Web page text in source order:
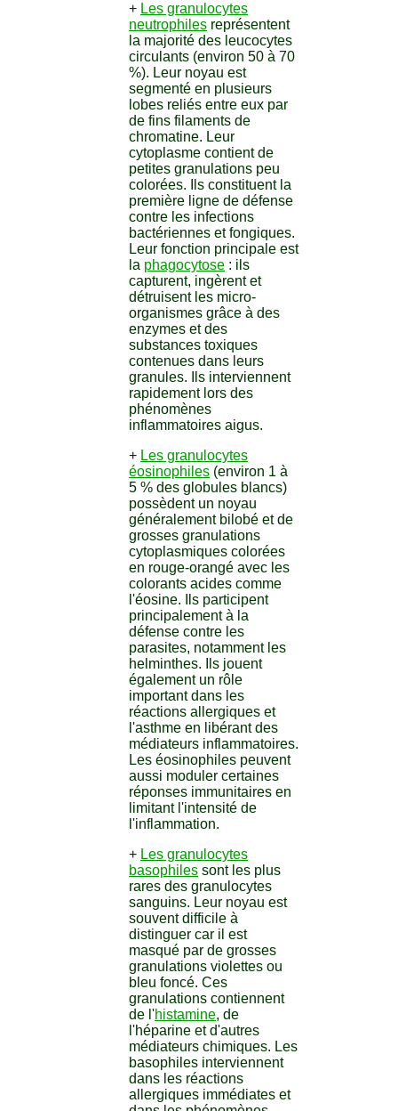
+ Les granulocytes
neutrophiles représentent
la majorité des leucocytes
circulants (environ 50 à 70
%). Leur noyau est
segmenté en plusieurs
lobes reliés entre eux par
de fins filaments de
chromatine. Leur
cytoplasme contient de
petites granulations peu
colorées. Ils constituent la
première ligne de défense
contre les infections
bactériennes et fongiques.
Leur fonction principale est
la phagocytose : ils
capturent, ingèrent et
détruisent les micro-
organismes grâce à des
enzymes et des
substances toxiques
contenues dans leurs
granules. Ils interviennent
rapidement lors des
phénomènes
inflammatoires aigus.
+ Les granulocytes
éosinophiles (environ 1 à
5 % des globules blancs)
possèdent un noyau
généralement bilobé et de
grosses granulations
cytoplasmiques colorées
en rouge-orangé avec les
colorants acides comme
l'éosine. Ils participent
principalement à la
défense contre les
parasites, notamment les
helminthes. Ils jouent
également un rôle
important dans les
réactions allergiques et
l'asthme en libérant des
médiateurs inflammatoires.
Les éosinophiles peuvent
aussi moduler certaines
réponses immunitaires en
limitant l'intensité de
l'inflammation.
+ Les granulocytes
basophiles sont les plus
rares des granulocytes
sanguins. Leur noyau est
souvent difficile à
distinguer car il est
masqué par de grosses
granulations violettes ou
bleu foncé. Ces
granulations contiennent
de l'histamine, de
l'héparine et d'autres
médiateurs chimiques. Les
basophiles interviennent
dans les réactions
allergiques immédiates et